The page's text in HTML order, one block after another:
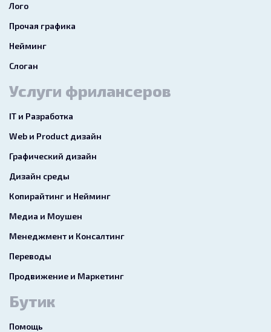
Лого
Прочая графика
Нейминг
Слоган
Услуги фрилансеров
IT и Разработка
Web и Product дизайн
Графический дизайн
Дизайн среды
Копирайтинг и Нейминг
Медиа и Моушен
Менеджмент и Консалтинг
Переводы
Продвижение и Маркетинг
Бутик
Помощь